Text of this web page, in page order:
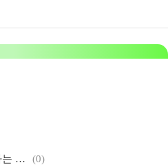
도가철학 노자와 장자가 말하는 지와 무지
(0)